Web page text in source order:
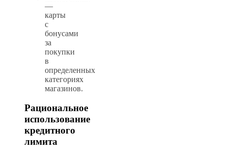
—
карты
с
бонусами
за
покупки
в
определенных
категориях
магазинов.
Рациональное
использование
кредитного
лимита